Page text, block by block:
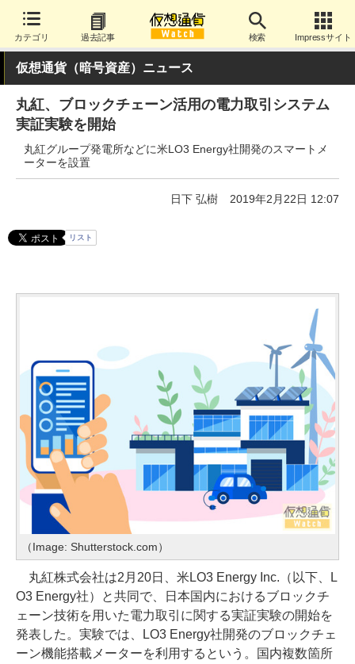
カテゴリ 過去記事 検索 Impressサイト
仮想通貨（暗号資産）ニュース
丸紅、ブロックチェーン活用の電力取引システム
実証実験を開始
丸紅グループ発電所などに米LO3 Energy社開発のスマートメ
ーターを設置
日下 弘樹 2019年2月22日 12:07
リスト
（Image: Shutterstock.com）
丸紅株式会社は2月20日、米LO3 Energy Inc.（以下、L
O3 Energy社）と共同で、日本国内におけるブロックチ
ェーン技術を用いた電力取引に関する実証実験の開始を
発表した。実験では、LO3 Energy社開発のブロックチェ
ーン機能搭載メーターを利用するという。国内複数箇所